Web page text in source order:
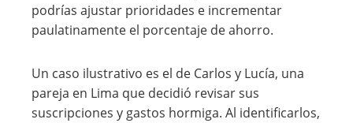
podrías ajustar prioridades e incrementar
paulatinamente el porcentaje de ahorro.
Un caso ilustrativo es el de Carlos y Lucía, una
pareja en Lima que decidió revisar sus
suscripciones y gastos hormiga. Al identificarlos,